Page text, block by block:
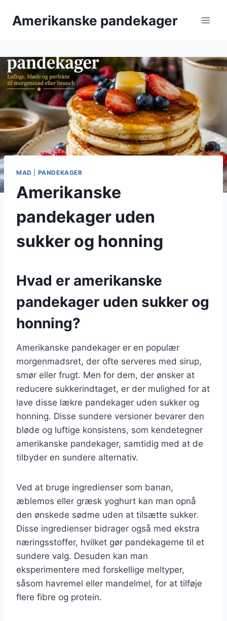
Amerikanske pandekager
MAD PANDEKAGER
Amerikanske
pandekager uden
sukker og honning
Hvad er amerikanske
pandekager uden sukker og
honning?
Amerikanske pandekager er en populær
morgenmadsret, der ofte serveres med sirup,
smør eller frugt. Men for dem, der ønsker at
reducere sukkerindtaget, er der mulighed for at
lave disse lækre pandekager uden sukker og
honning. Disse sundere versioner bevarer den
bløde og luftige konsistens, som kendetegner
amerikanske pandekager, samtidig med at de
tilbyder en sundere alternativ.
Ved at bruge ingredienser som banan,
æblemos eller græsk yoghurt kan man opnå
den ønskede sødme uden at tilsætte sukker.
Disse ingredienser bidrager også med ekstra
næringsstoffer, hvilket gør pandekagerne til et
sundere valg. Desuden kan man
eksperimentere med forskellige meltyper,
såsom havremel eller mandelmel, for at tilføje
flere fibre og protein.